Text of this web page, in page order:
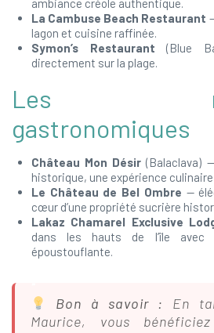
ambiance créole authentique.
La Cambuse Beach Restaurant
lagon et cuisine raffinée.
Symon’s Restaurant (Blue
directement sur la plage.
Les
gastronomiques
Château Mon Désir (Balaclava)
historique, une expérience culinaire
Le Château de Bel Ombre —
cœur d’une propriété sucrière
Lakaz Chamarel Exclusive
dans les hauts de l’île avec
époustouflante.
Bon à savoir :
En
Maurice, vous